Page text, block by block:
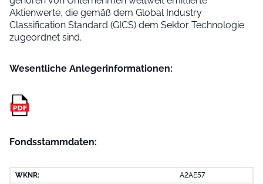
Aktienwerte, die gemäß dem Global Industry
Classification Standard (GICS) dem Sektor Technologie
zugeordnet sind.
Wesentliche Anleger­informationen:
Fondsstammdaten:
WKNR:
A2AE57